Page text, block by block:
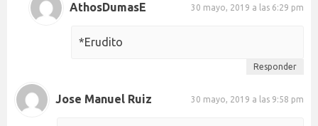
AthosDumasE 30 mayo, 2019 a las 6:29 pm
*Erudito
Responder
Jose Manuel Ruiz 30 mayo, 2019 a las 9:58 pm